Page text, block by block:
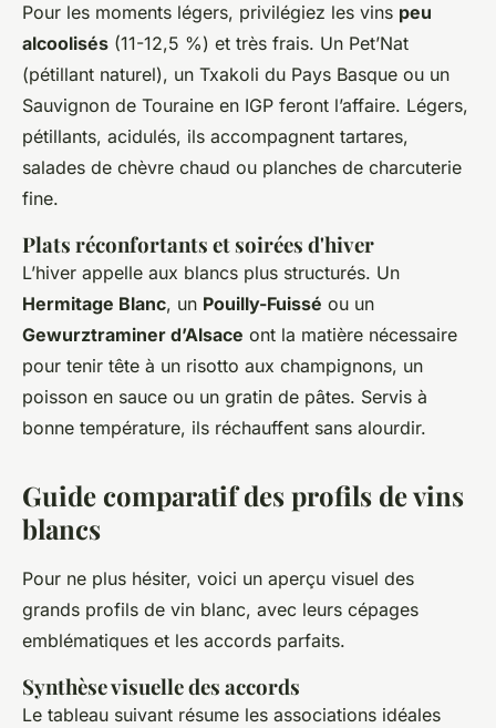
Pour les moments légers, privilégiez les vins peu
alcoolisés (11-12,5 %) et très frais. Un Pet’Nat
(pétillant naturel), un Txakoli du Pays Basque ou un
Sauvignon de Touraine en IGP feront l’affaire. Légers,
pétillants, acidulés, ils accompagnent tartares,
salades de chèvre chaud ou planches de charcuterie
fine.
Plats réconfortants et soirées d'hiver
L’hiver appelle aux blancs plus structurés. Un
Hermitage Blanc, un Pouilly-Fuissé ou un
Gewurztraminer d’Alsace ont la matière nécessaire
pour tenir tête à un risotto aux champignons, un
poisson en sauce ou un gratin de pâtes. Servis à
bonne température, ils réchauffent sans alourdir.
Guide comparatif des profils de vins
blancs
Pour ne plus hésiter, voici un aperçu visuel des
grands profils de vin blanc, avec leurs cépages
emblématiques et les accords parfaits.
Synthèse visuelle des accords
Le tableau suivant résume les associations idéales